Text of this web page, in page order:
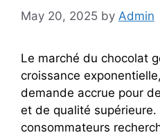
May 20, 2025 by Admin
Le marché du chocolat
croissance
demande accrue pour
et de qualité supérieure.
consommateurs